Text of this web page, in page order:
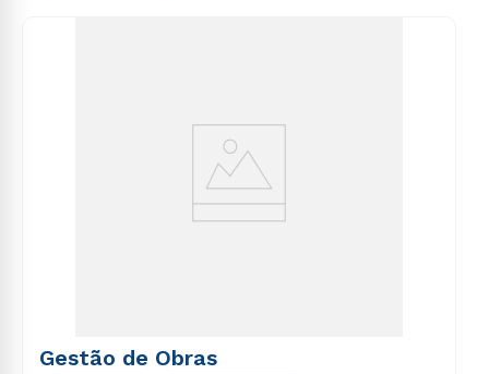
Gestão de Obras